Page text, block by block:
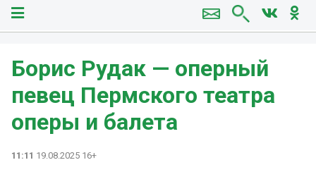
Борис Рудак — оперный
певец Пермского театра
оперы и балета
11:11 19.08.2025 16+